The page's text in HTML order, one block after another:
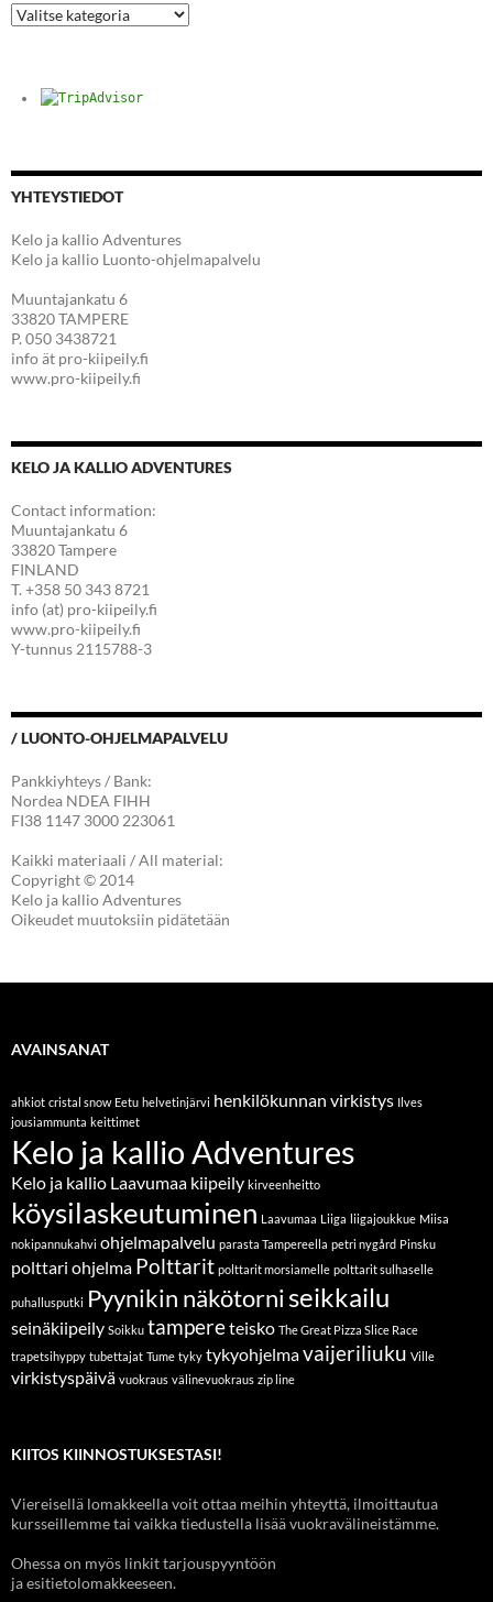
Kategoriat
YHTEYSTIEDOT
Kelo ja kallio Adventures
Kelo ja kallio Luonto-ohjelmapalvelu
Muuntajankatu 6
33820 TAMPERE
P. 050 3438721
info ät pro-kiipeily.fi
www.pro-kiipeily.fi
KELO JA KALLIO ADVENTURES
Contact information:
Muuntajankatu 6
33820 Tampere
FINLAND
T. +358 50 343 8721
info (at) pro-kiipeily.fi
www.pro-kiipeily.fi
Y-tunnus 2115788-3
/ LUONTO-OHJELMAPALVELU
Pankkiyhteys / Bank:
Nordea NDEA FIHH
FI38 1147 3000 223061
Kaikki materiaali / All material:
Copyright © 2014
Kelo ja kallio Adventures
Oikeudet muutoksiin pidätetään
AVAINSANAT
ahkiot cristal snow Eetu helvetinjärvi henkilökunnan virkistys Ilves
jousiammunta keittimet
Kelo ja kallio Adventures
Kelo ja kallio Laavumaa kiipeily kirveenheitto
köysilaskeutuminen Laavumaa Liiga liigajoukkue Miisa
nokipannukahvi ohjelmapalvelu parasta Tampereella petri nygård Pinsku
polttari ohjelma Polttarit polttarit morsiamelle polttarit sulhaselle
puhallusputki Pyynikin näkötorniseikkailu
seinäkiipeily Soikku tampereteisko The Great Pizza Slice Race
trapetsihyppy tubettajat Tume tyky tykyohjelmavaijeriliuku Ville
virkistyspäivä vuokraus välinevuokraus zip line
KIITOS KIINNOSTUKSESTASI!
Viereisellä lomakkeella voit ottaa meihin yhteyttä, ilmoittautua
kursseillemme tai vaikka tiedustella lisää vuokravälineistämme.
Ohessa on myös linkit tarjouspyyntöön
ja esitietolomakkeeseen.